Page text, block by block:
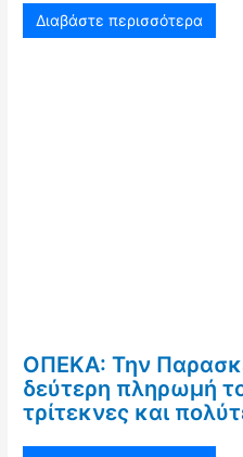
Διαβάστε περισσότερα
ΟΠΕΚΑ: Την
δεύτερη πληρωμή
τρίτεκνες και